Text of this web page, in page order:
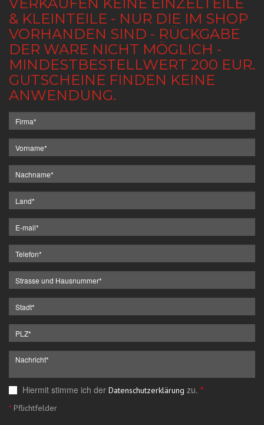
& KLEINTEILE - NUR DIE IM SHOP
VORHANDEN SIND - RÜCKGABE
DER WARE NICHT MÖGLICH -
MINDESTBESTELLWERT 200 EUR.
GUTSCHEINE FINDEN KEINE
ANWENDUNG.
Hiermit stimme ich der Datenschutzerklärung zu. *
*Pflichtfelder